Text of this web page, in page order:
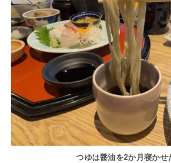
つゆは醤油を2か月寝かせ